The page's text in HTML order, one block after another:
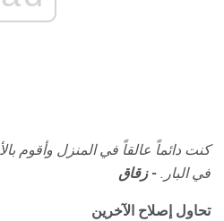
كنت دائماً عالقاً في المنزل وأقوم
في البار. - زقاق
تحاول إصلاح الآخرين